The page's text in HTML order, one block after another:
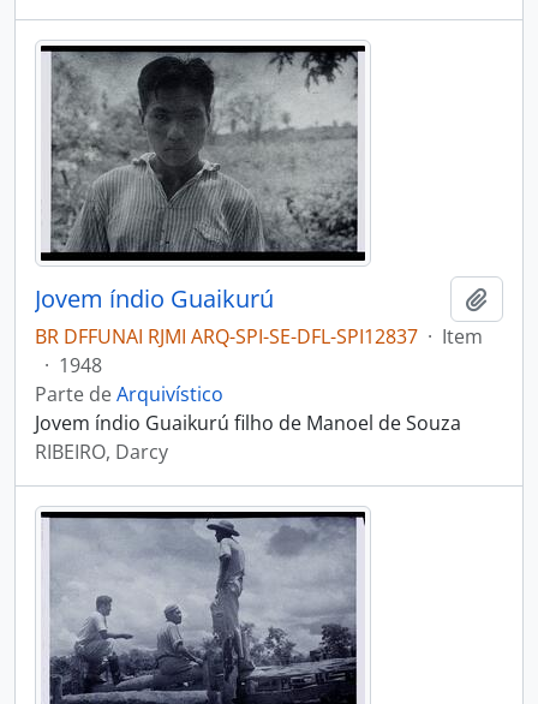
Jovem índio Guaikurú
BR DFFUNAI RJMI ARQ-SPI-SE-DFL-SPI12837 · Item
· 1948
Parte deArquivístico
Jovem índio Guaikurú filho de Manoel de Souza
RIBEIRO, Darcy